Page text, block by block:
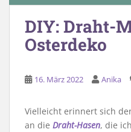
DIY: Draht-
Osterdeko
16. März 2022 Anika
Vielleicht erinnert sich
an die Draht-Hasen, die